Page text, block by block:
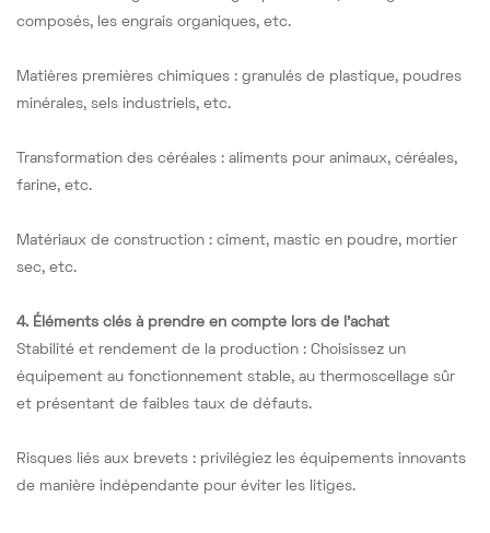
composés, les engrais organiques, etc.
Matières premières chimiques : granulés de plastique, poudres
minérales, sels industriels, etc.
Transformation des céréales : aliments pour animaux, céréales,
farine, etc.
Matériaux de construction : ciment, mastic en poudre, mortier
sec, etc.
4. Éléments clés à prendre en compte lors de l'achat
Stabilité et rendement de la production : Choisissez un
équipement au fonctionnement stable, au thermoscellage sûr
et présentant de faibles taux de défauts.
Risques liés aux brevets : privilégiez les équipements innovants
de manière indépendante pour éviter les litiges.